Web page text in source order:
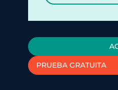
PRUEBA GRATUITA